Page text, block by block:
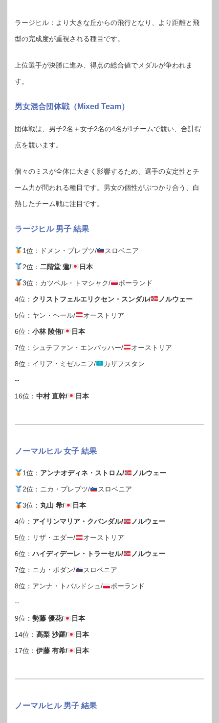
ラージヒル：より大きな丘からの飛行となり、より距離と飛
型の完成度が重視される種目です。
上位選手が決勝に進み、得点の総合値でメダルが争われま
す。
男女混合団体戦（Mixed Team）
団体戦は、男子2名＋女子2名の4名が1チームで競い、合計得
点を競います。
個々のミスが全体に大きく影響するため、選手の安定性とチ
ーム力が問われる種目です。男女の個性がぶつかり合う、白
熱したチーム戦に注目です。
ラージヒル 男子 結果
1位：ドメン・プレブツ/ スロベニア
2位： 二階堂 蓮/ 日本
3位：カツペル・トマシャク/ ポーランド
4位： クリストフェルエリクセン・スンダル/ ノルウェー
5位：ヤン・ヘール/ オーストリア
6位： 小林 陵侑/ 日本
7位：シュテファン・エンバッハー/ オーストリア
8位：イリア・ミゼルニフ/ カザフスタン
--
16位： 中村 直幹/ 日本
ノーマルヒル 女子 結果
1位： アンナオディネ・ストロム/ ノルウェー
2位：ニカ・プレブツ/ スロベニア
3位： 丸山 希/ 日本
4位： アイリンマリア・クバンダル/ ノルウェー
5位：リザ・エダー/ オーストリア
6位：ハイディデーレ・トラーセル/ ノルウェー
7位：ニカ・ボダン/ スロベニア
8位：アンナ・トバルドシュ/ ポーランド
--
9位： 勢藤 優花/ 日本
14位： 高梨 沙羅/ 日本
17位： 伊藤 有希/ 日本
ノーマルヒル 男子 結果